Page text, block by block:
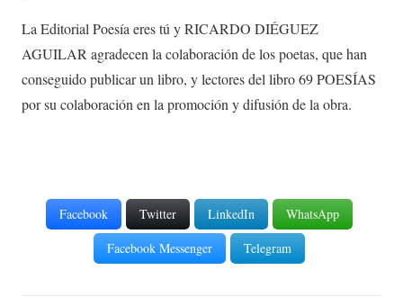
La Editorial Poesía eres tú y RICARDO DIÉGUEZ
AGUILAR agradecen la colaboración de los poetas, que han
conseguido publicar un libro, y lectores del libro 69 POESÍAS
por su colaboración en la promoción y difusión de la obra.
Facebook Twitter LinkedIn
WhatsApp
Facebook Messenger
Telegram